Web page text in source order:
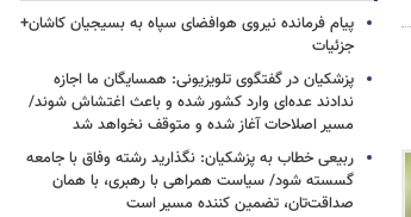
پیام فرمانده نیروی هوافضای سپاه به بسیجیان کاشان+
جزئیات
پزشکیان در گفتگوی تلویزیونی: همسایگان ما اجازه
ندادند عده‌ای وارد کشور شده و باعث اغتشاش شوند/
مسیر اصلاحات آغاز شده و متوقف نخواهد شد
ربیعی خطاب به پزشکیان: نگذارید رشته وفاق با جامعه
گسسته شود/ سیاست همراهی با رهبری، با همان
صداقت‌تان، تضمین کننده مسیر است